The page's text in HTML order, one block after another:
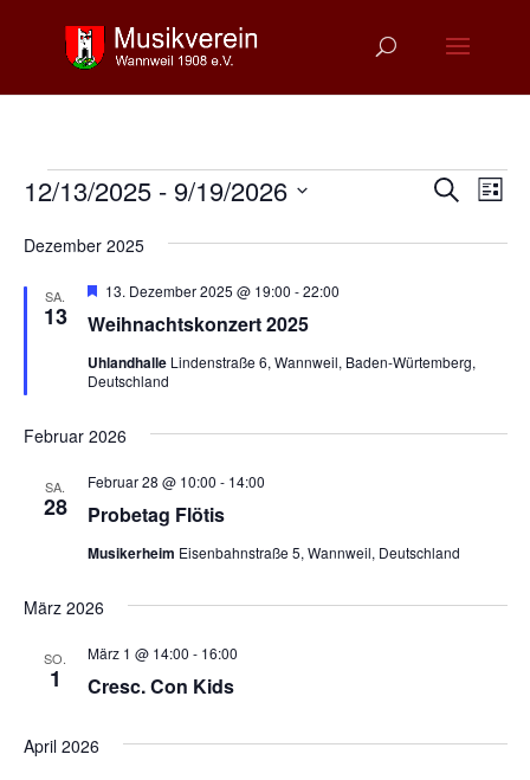
Veranstaltungen
und
SucheListe
12/13/2025 - 9/19/2026
wählen.
Dezember 2025
SA.
13 Weihnachtskonzert 2025
Hervorgehoben
13. Dezember 2025 @ 19:00 -22:00
Uhlandhalle Lindenstraße 6, Wannweil, Baden-Würtemberg,
Deutschland
Februar 2026
SA.
28 Probetag Flötis
Februar 28 @ 10:00 - 14:00
Musikerheim Eisenbahnstraße 5, Wannweil, Deutschland
März 2026
SO.
1 Cresc. Con Kids
März 1 @ 14:00 - 16:00
April 2026